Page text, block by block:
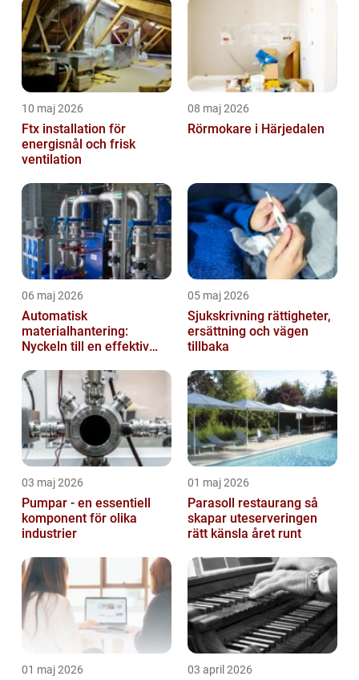
10 maj 2026
Ftx installation för
energisnål och frisk
ventilation
08 maj 2026
Rörmokare i Härjedalen
06 maj 2026
Automatisk
materialhantering:
Nyckeln till en effektiv
05 maj 2026
Sjukskrivning rättigheter,
ersättning och vägen
tillbaka
03 maj 2026
Pumpar - en essentiell
komponent för olika
industrier
01 maj 2026
Parasoll restaurang så
skapar uteserveringen
rätt känsla året runt
01 maj 2026 03 april 2026